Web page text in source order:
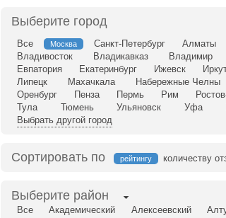
Выберите город
Все Москва Санкт-Петербург Алматы
Владивосток
Владикавказ Владимир
Евпатория
Екатеринбург Ижевск
Липецк
Махачкала Набережные Челны
Оренбург
Пенза Пермь Рим
Тула
Тюмень Ульяновск Уфа
Выбрать другой город
Сортировать по рейтингу количеству
Выберите район
Все Академический Алексеевский